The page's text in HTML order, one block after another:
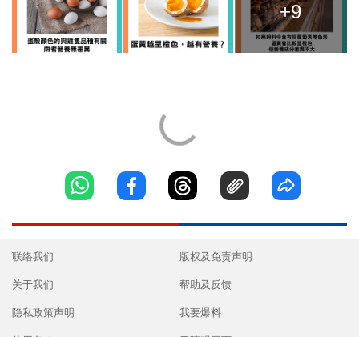
+9
联络我们
关于我们
隐私政策声明
版权及免责声明
帮助及反馈
我要爆料